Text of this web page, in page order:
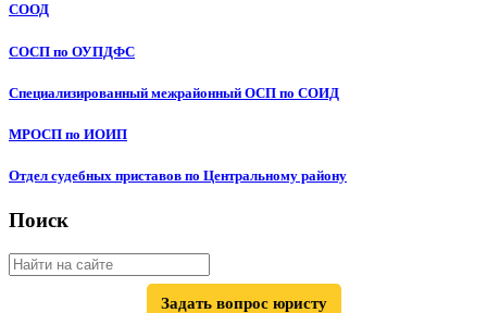
СООД
СОСП по ОУПДФС
Специализированный межрайонный ОСП по СОИД
МРОСП по ИОИП
Отдел судебных приставов по Центральному району
Поиск
Задать вопрос юристу